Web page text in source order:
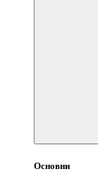
Основни